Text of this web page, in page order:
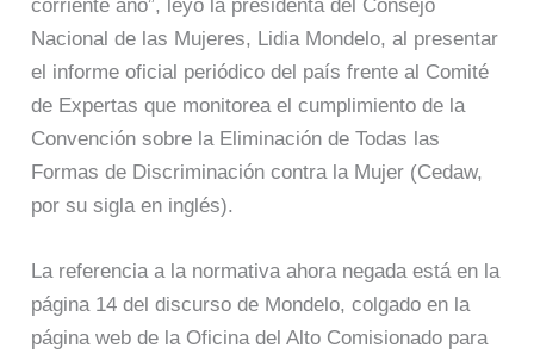
corriente año”, leyó la presidenta del Consejo
Nacional de las Mujeres, Lidia Mondelo, al presentar
el informe oficial periódico del país frente al Comité
de Expertas que monitorea el cumplimiento de la
Convención sobre la Eliminación de Todas las
Formas de Discriminación contra la Mujer (Cedaw,
por su sigla en inglés).
La referencia a la normativa ahora negada está en la
página 14 del discurso de Mondelo, colgado en la
página web de la Oficina del Alto Comisionado para